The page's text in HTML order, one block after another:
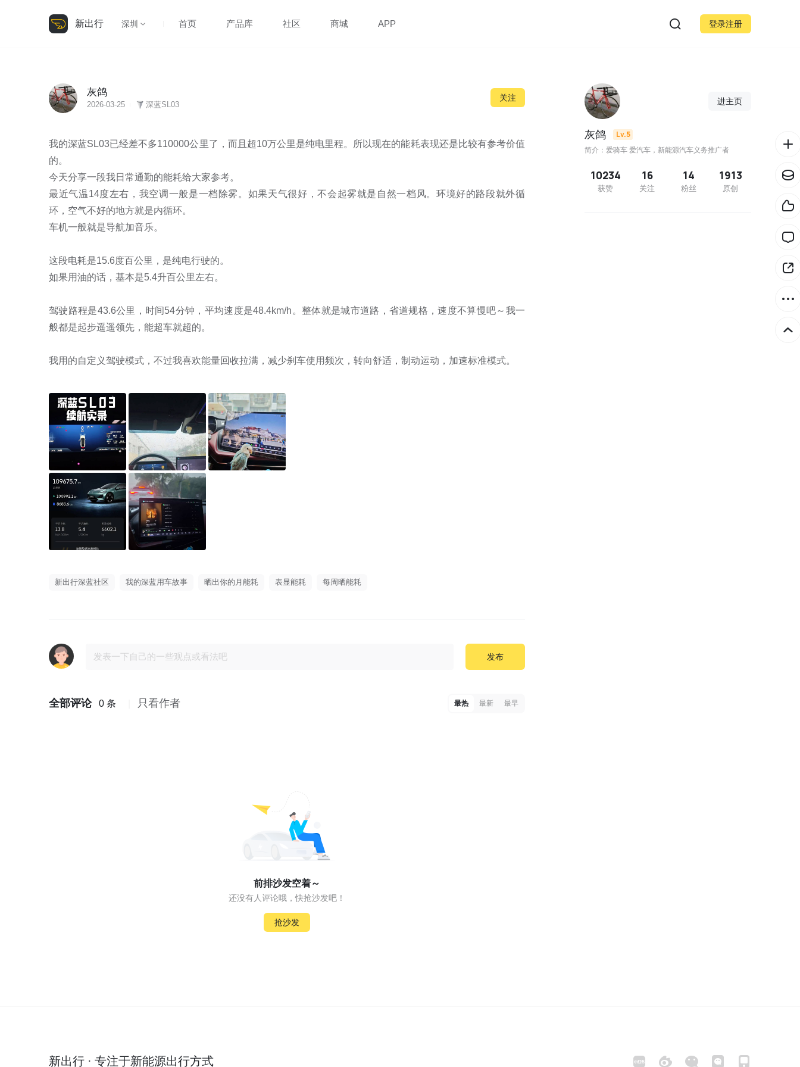
新出行 深圳 首页 产品库 社区 商城 APP 登录注册
灰鸽
2026-03-25 深蓝SL03
关注
我的深蓝SL03已经差不多110000公里了，而且超10万公里是纯电里程。所以现在的能耗表现还是比较有参考价值
的。
今天分享一段我日常通勤的能耗给大家参考。
最近气温14度左右，我空调一般是一档除雾。如果天气很好，不会起雾就是自然一档风。环境好的路段就外循
环，空气不好的地方就是内循环。
车机一般就是导航加音乐。
这段电耗是15.6度百公里，是纯电行驶的。
如果用油的话，基本是5.4升百公里左右。
驾驶路程是43.6公里，时间54分钟，平均速度是48.4km/h。整体就是城市道路，省道规格，速度不算慢吧～我一
般都是起步遥遥领先，能超车就超的。
新出行深蓝社区 我的深蓝用车故事 晒出你的月能耗 表显能耗 每周晒能耗
发布
全部评论 0 条 只看作者 最热 最新 最早
前排沙发空着～
还没有人评论哦，快抢沙发吧！
抢沙发
进主页
灰鸽 Lv.5
简介：爱骑车 爱汽车，新能源汽车义务推广者
10234
获赞
16
关注
14
粉丝
1913
原创
新出行 · 专注于新能源出行方式